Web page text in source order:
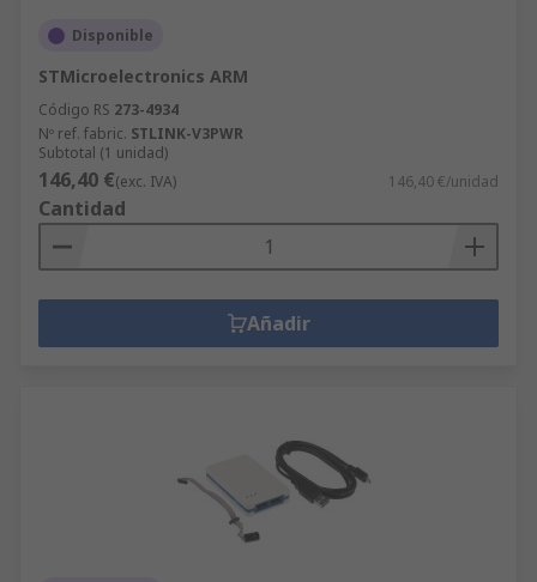
Disponible
STMicroelectronics ARM
Código RS 273-4934
Nº ref. fabric. STLINK-V3PWR
Subtotal (1 unidad)
146,40 €(exc. IVA) 146,40 €/unidad
Cantidad
Añadir